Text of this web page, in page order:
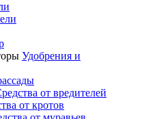
Удобрения и
от вредителей
от кротов